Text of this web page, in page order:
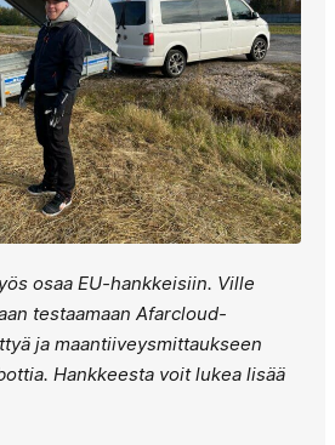
osaa EU-hankkeisiin. Ville
testaamaan Afarcloud-
ja maantiiveysmittaukseen
Hankkeesta voit lukea lisää